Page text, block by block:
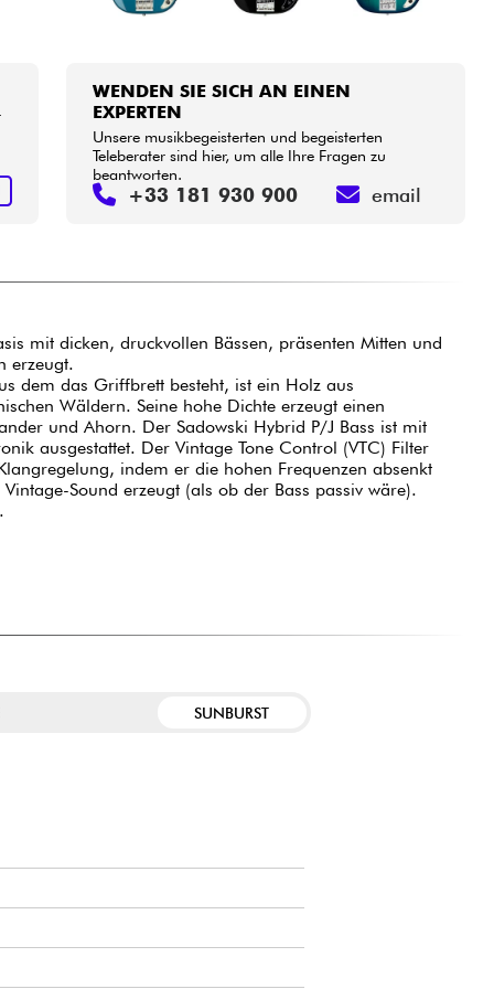
WENDEN SIE SICH AN EINEN
EXPERTEN
Unsere musikbegeisterten und begeisterten
Teleberater sind hier, um alle Ihre Fragen zu
beantworten.
+33 181 930 900 email
mit dicken, druckvollen Bässen, präsenten Mitten und
erzeugt.
dem das Griffbrett besteht, ist ein Holz aus
Wäldern. Seine hohe Dichte erzeugt einen
und Ahorn. Der Sadowski Hybrid P/J Bass ist mit
ausgestattet. Der Vintage Tone Control (VTC) Filter
indem er die hohen Frequenzen absenkt
Sound erzeugt (als ob der Bass passiv wäre).
SUNBURST